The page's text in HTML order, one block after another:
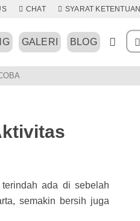
CHAT SYARAT KETENTUAN
GALERI BLOG
ada di sebelah
semakin bersih juga